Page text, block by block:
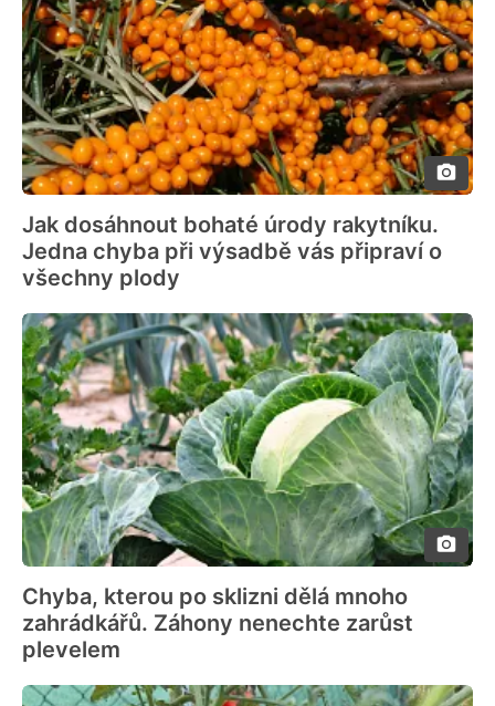
Jak dosáhnout bohaté úrody rakytníku.
Jedna chyba při výsadbě vás připraví o
všechny plody
Chyba, kterou po sklizni dělá mnoho
zahrádkářů. Záhony nenechte zarůst
plevelem